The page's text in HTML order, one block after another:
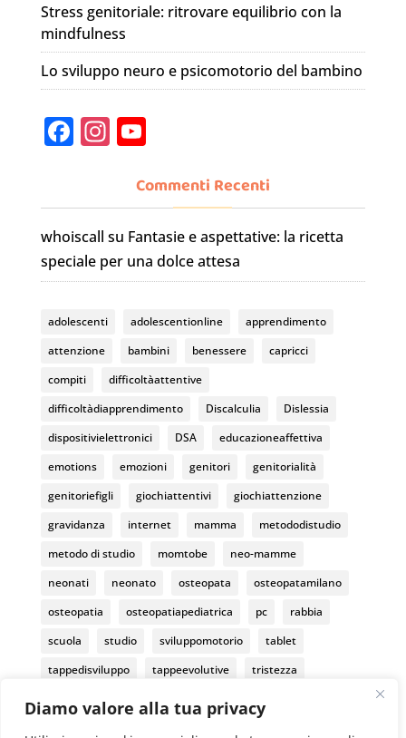
Diamo valore alla tua privacy
Stress genitoriale: ritrovare equilibrio con la
mindfulness
Lo sviluppo neuro e psicomotorio del bambino
F
e
b
o
k
In
gr
a
m
Y
u
T
u
b
C
h
a
n
n
el
Commenti Recenti
whoiscall su Fantasie e aspettative: la ricetta
speciale per una dolce attesa
adolescenti adolescentionline
apprendimento
attenzione
bambini benessere
capricci
compiti
difficoltàattentive
difficoltàdiapprendimento
Discalculia
Dislessia
dispositivielettronici
DSA
educazioneaffettiva
emotions
emozioni genitori
genitorialità
genitoriefigli
giochiattentivi
giochiattenzione
gravidanza
internet mamma
metododistudio
metodo di studio
momtobe
neo-mamme
neonati
neonato osteopata
osteopatamilano
osteopatia
osteopatiapediatrica pc
rabbia
scuola
studio sviluppomotorio
tablet
tappedisviluppo
tappeevolutive
tristezza
tummytime